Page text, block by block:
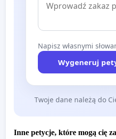
Napisz własnymi
Wygeneruj
Twoje dane należą do
Inne petycje, które mogą cię